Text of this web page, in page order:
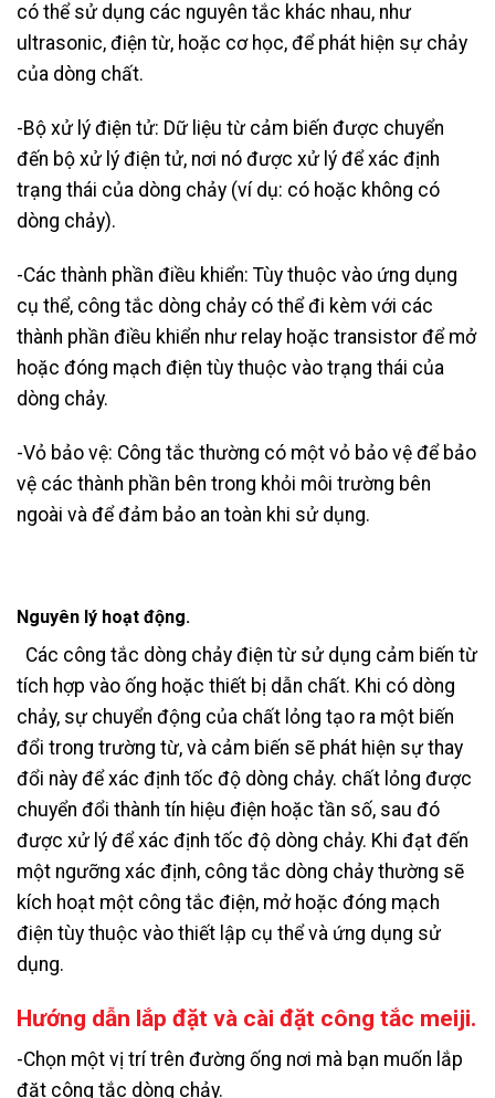
có thể sử dụng các nguyên tắc khác nhau, như
ultrasonic, điện từ, hoặc cơ học, để phát hiện sự chảy
của dòng chất.
-Bộ xử lý điện tử: Dữ liệu từ cảm biến được chuyển
đến bộ xử lý điện tử, nơi nó được xử lý để xác định
trạng thái của dòng chảy (ví dụ: có hoặc không có
dòng chảy).
-Các thành phần điều khiển: Tùy thuộc vào ứng dụng
cụ thể, công tắc dòng chảy có thể đi kèm với các
thành phần điều khiển như relay hoặc transistor để mở
hoặc đóng mạch điện tùy thuộc vào trạng thái của
dòng chảy.
-Vỏ bảo vệ: Công tắc thường có một vỏ bảo vệ để bảo
vệ các thành phần bên trong khỏi môi trường bên
ngoài và để đảm bảo an toàn khi sử dụng.
Nguyên lý hoạt động.
Các công tắc dòng chảy điện từ sử dụng cảm biến từ
tích hợp vào ống hoặc thiết bị dẫn chất. Khi có dòng
chảy, sự chuyển động của chất lỏng tạo ra một biến
đổi trong trường từ, và cảm biến sẽ phát hiện sự thay
đổi này để xác định tốc độ dòng chảy. chất lỏng được
chuyển đổi thành tín hiệu điện hoặc tần số, sau đó
được xử lý để xác định tốc độ dòng chảy. Khi đạt đến
một ngưỡng xác định, công tắc dòng chảy thường sẽ
kích hoạt một công tắc điện, mở hoặc đóng mạch
điện tùy thuộc vào thiết lập cụ thể và ứng dụng sử
dụng.
Hướng dẫn lắp đặt và cài đặt công tắc meiji.
-Chọn một vị trí trên đường ống nơi mà bạn muốn lắp
đặt công tắc dòng chảy.